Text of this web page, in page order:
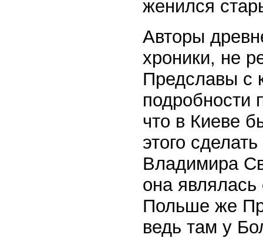
женился
Авторы
хроники, не
Предславы с
подробности
что в Киеве
этого
Владимира
она являлась
Польше же
ведь там у